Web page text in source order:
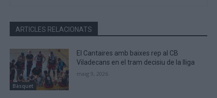
ARTICLES RELACIONATS
Bàsquet
El Cantaires amb baixes rep al CB
Viladecans en el tram decisiu de la lliga
maig 9, 2026